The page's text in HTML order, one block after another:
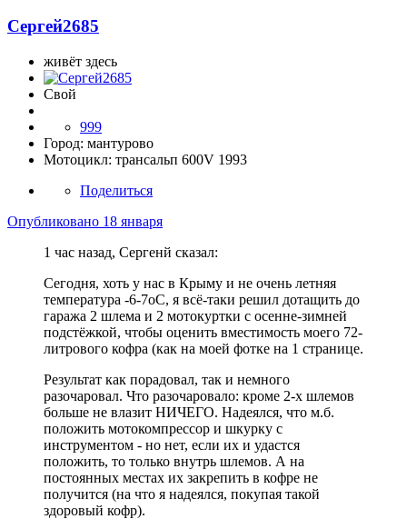
Сергей2685
живёт здесь
Свой
999
Город: мантурово
Мотоцикл: трансальп 600V 1993
Поделиться
Опубликовано 18 января
1 час назад, Сергенй сказал:
Сегодня, хоть у нас в Крыму и не очень летняя
температура -6-7оС, я всё-таки решил дотащить до
гаража 2 шлема и 2 мотокуртки с осенне-зимней
подстёжкой, чтобы оценить вместимость моего 72-
литрового кофра (как на моей фотке на 1 странице.
Результат как порадовал, так и немного
разочаровал. Что разочаровало: кроме 2-х шлемов
больше не влазит НИЧЕГО. Надеялся, что м.б.
положить мотокомпрессор и шкурку с
инструментом - но нет, если их и удастся
положить, то только внутрь шлемов. А на
постоянных местах их закрепить в кофре не
получится (на что я надеялся, покупая такой
здоровый кофр).